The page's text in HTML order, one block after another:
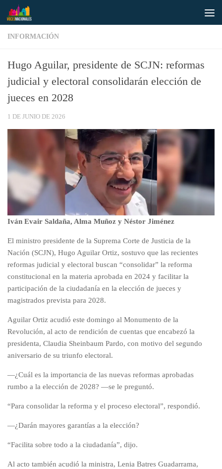
Saltar al contenido
INFORMACIÓN
Hugo Aguilar, presidente de SCJN: reformas
judicial y electoral consolidarán elección de
jueces en 2028
1 DE JUNIO DE 2026
Iván Evair Saldaña, Alma Muñoz y Néstor Jiménez
El ministro presidente de la Suprema Corte de Justicia de la
Nación (SCJN), Hugo Aguilar Ortiz, sostuvo que las recientes
reformas judicial y electoral buscan “consolidar” la reforma
constitucional en la materia aprobada en 2024 y facilitar la
participación de la ciudadanía en la elección de jueces y
magistrados prevista para 2028.
Aguilar Ortiz acudió este domingo al Monumento de la
Revolución, al acto de rendición de cuentas que encabezó la
presidenta, Claudia Sheinbaum Pardo, con motivo del segundo
aniversario de su triunfo electoral.
—¿Cuál es la importancia de las nuevas reformas aprobadas
rumbo a la elección de 2028? —se le preguntó.
“Para consolidar la reforma y el proceso electoral”, respondió.
—¿Darán mayores garantías a la elección?
“Facilita sobre todo a la ciudadanía”, dijo.
Al acto también acudió la ministra, Lenia Batres Guadarrama,